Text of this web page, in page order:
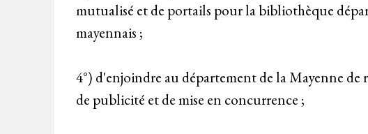
mutualisé et de portails pour la bibliothèque
mayennais ;
4°) d'enjoindre au département de la Mayenne
de publicité et de mise en concurrence ;